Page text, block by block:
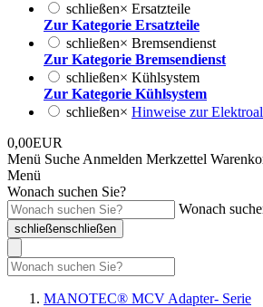
schließen× Ersatzteile
Zur Kategorie Ersatzteile
schließen× Bremsendienst
Zur Kategorie Bremsendienst
schließen× Kühlsystem
Zur Kategorie Kühlsystem
schließen× Hinweise zur
0,00EUR
Menü Suche Anmelden Merkzettel
Menü
Wonach suchen Sie?
Wonach
schließenschließen
MANOTEC® MCV Adapter- Serie